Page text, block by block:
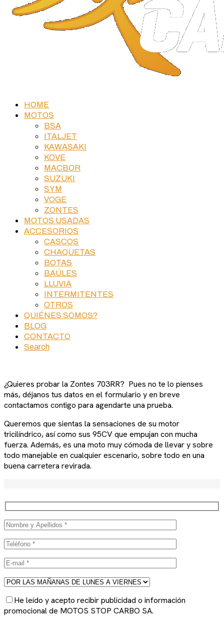
HOME
MOTOS
BSA
ITALJET
KAWASAKI
KOVE
MACBOR
SUZUKI
SYM
VOGE
ZONTES
MOTOS USADAS
ACCESORIOS
CASCOS
CHAQUETAS
BOTAS
BAÚLES
LLUVIA
INTERMITENTES
OTROS
QUIÉNES SOMOS?
BLOG
CONTACTO
Search
¿Quieres probar la Zontes 703RR? Pues no te lo pienses
más, déjanos tus datos en el formulario y en breve
contactamos contigo para agendarte una prueba.
Queremos que sientas la sensaciones de su motor
tricilíndrico, así como sus 95CV que empujan con mucha
fuerza. Además, es una moto muy cómoda de llevar y sobre
todo manejable en cualquier escenario, sobre todo en una
buena carretera revirada.
He leído y acepto recibir publicidad o información
promocional de MOTOS STOP CARBO SA.